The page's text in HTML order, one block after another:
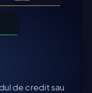
de credit sau